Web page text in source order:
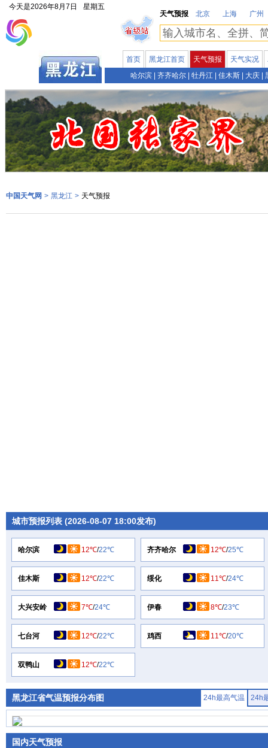
今天是2026年8月7日
星期五
天气预报
北京 上海 广州
首页 黑龙江首页 天气预报 天气实况
哈尔滨
齐齐哈尔 牡丹江 佳木斯 大庆
中国天气网 > 黑龙江 > 天气预报
城市预报列表 (2026-08-07 18:00发布)
哈尔滨 12℃/22℃ 齐齐哈尔 12℃/25℃
佳木斯 12℃/22℃ 绥化 11℃/24℃
大兴安岭 7℃/24℃ 伊春 8℃/23℃
七台河 12℃/22℃ 鸡西 11℃/20℃
双鸭山 12℃/22℃
黑龙江省气温预报分布图 24h最高气温 24h
国内天气预报